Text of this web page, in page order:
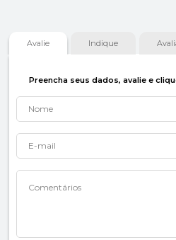
Avalie Indique
Preencha seus dados, avalie e